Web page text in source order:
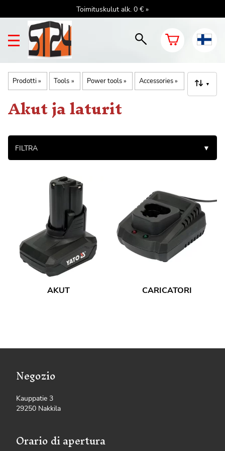
Toimituskulut alk. 0 € »
Prodotti‪» Tools ‪» Power tools‪» Accessories‪» ▼
Akut ja laturit
FILTRA ▼
AKUT CARICATORI
Negozio
Kauppatie 3
29250 Nakkila
Orario di apertura